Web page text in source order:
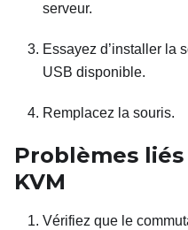
serveur.
Essayez d’installer la
USB disponible.
Remplacez la souris.
Problèmes
KVM
Vérifiez que le